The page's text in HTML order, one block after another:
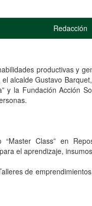
Redacción
productivas y
alcalde Gustavo
y la Fundación Acción
“Master Class” en
el aprendizaje,
de